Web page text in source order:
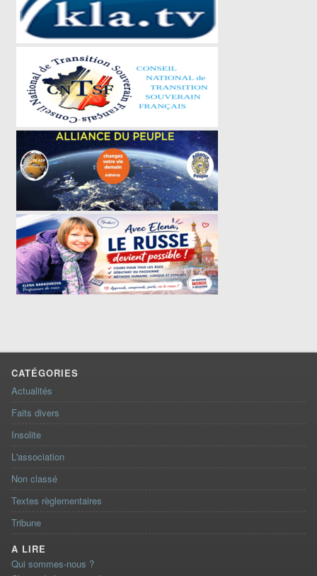
CATÉGORIES
Actualités
Faits divers
Insolite
L'association
Non classé
Textes règlementaires
Tribune
A LIRE
Qui sommes-nous ?